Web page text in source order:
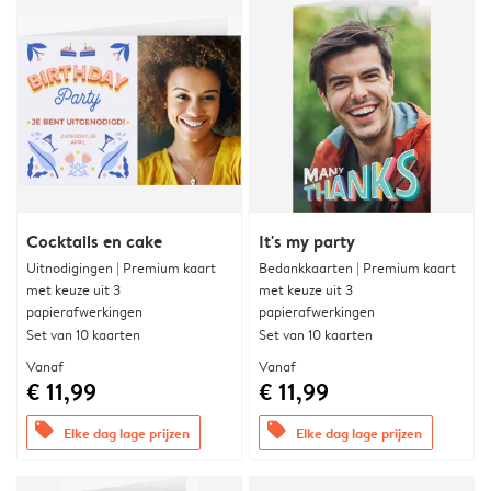
Cocktails en cake
Uitnodigingen | Premium kaart
met keuze uit 3
papierafwerkingen
Set van 10 kaarten
Vanaf
€ 11,99
offers Elke dag lage prijzen
It's my party
Bedankkaarten | Premium kaart
met keuze uit 3
papierafwerkingen
Set van 10 kaarten
Vanaf
€ 11,99
offers Elke dag lage prijzen